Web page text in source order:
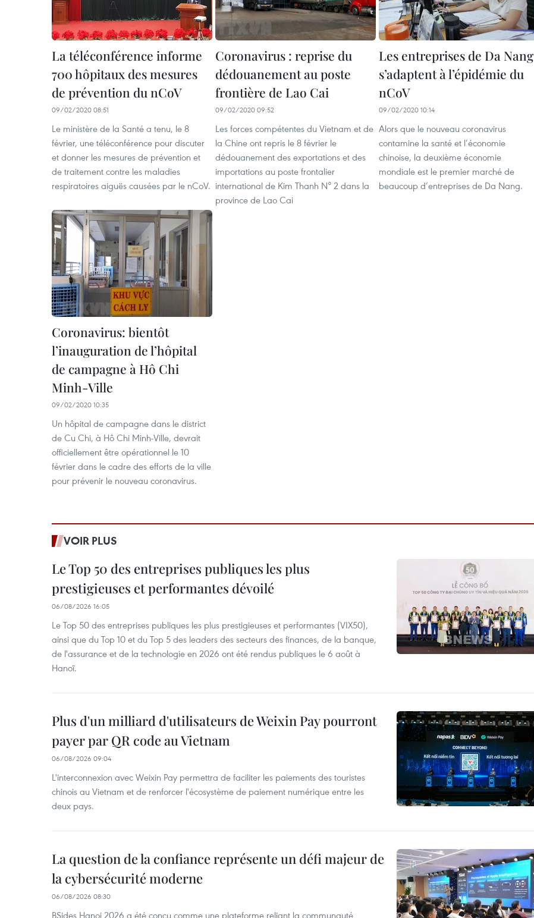
La téléconférence informe
700 hôpitaux des mesures
de prévention du nCoV
09/02/2020 08:51
Le ministère de la Santé a tenu, le 8
février, une téléconférence pour discuter
et donner les mesures de prévention et
de traitement contre les maladies
respiratoires aiguës causées par le nCoV.
Coronavirus : reprise du
dédouanement au poste
frontière de Lao Cai
09/02/2020 09:52
Les forces compétentes du Vietnam et de
la Chine ont repris le 8 février le
dédouanement des exportations et des
importations au poste frontalier
international de Kim Thanh N° 2 dans la
province de Lao Cai
Les entreprises de Da Nang
s’adaptent à l’épidémie du
nCoV
09/02/2020 10:14
Alors que le nouveau coronavirus
contamine la santé et l’économie
chinoise, la deuxième économie
mondiale est le premier marché de
beaucoup d’entreprises de Da Nang.
Coronavirus: bientôt
l’inauguration de l’hôpital
de campagne à Hô Chi
Minh-Ville
09/02/2020 10:35
Un hôpital de campagne dans le district
de Cu Chi, à Hô Chi Minh-Ville, devrait
officiellement être opérationnel le 10
février dans le cadre des efforts de la ville
pour prévenir le nouveau coronavirus.
VOIR PLUS
Le Top 50 des entreprises publiques les plus
prestigieuses et performantes dévoilé
06/08/2026 16:05
Le Top 50 des entreprises publiques les plus prestigieuses et performantes (VIX50),
ainsi que du Top 10 et du Top 5 des leaders des secteurs des finances, de la banque,
de l'assurance et de la technologie en 2026 ont été rendus publiques le 6 août à
Hanoï.
Plus d'un milliard d'utilisateurs de Weixin Pay pourront
payer par QR code au Vietnam
06/08/2026 09:04
L'interconnexion avec Weixin Pay permettra de faciliter les paiements des touristes
chinois au Vietnam et de renforcer l'écosystème de paiement numérique entre les
deux pays.
La question de la confiance représente un défi majeur de
la cybersécurité moderne
06/08/2026 08:30
BSides Hanoi 2026 a été conçu comme une plateforme reliant la communauté